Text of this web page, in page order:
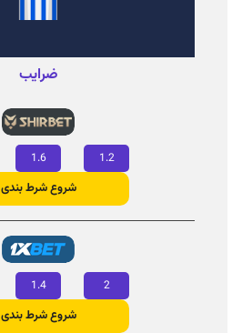
ضرایب
1.2
1.6
شروع شرط‌ بندی
2
1.4
شروع شرط‌ بندی